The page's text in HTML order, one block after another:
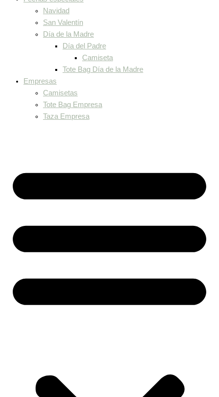
Navidad
San Valentín
Día de la Madre
Día del Padre
Camiseta
Tote Bag Día de la Madre
Empresas
Camisetas
Tote Bag Empresa
Taza Empresa